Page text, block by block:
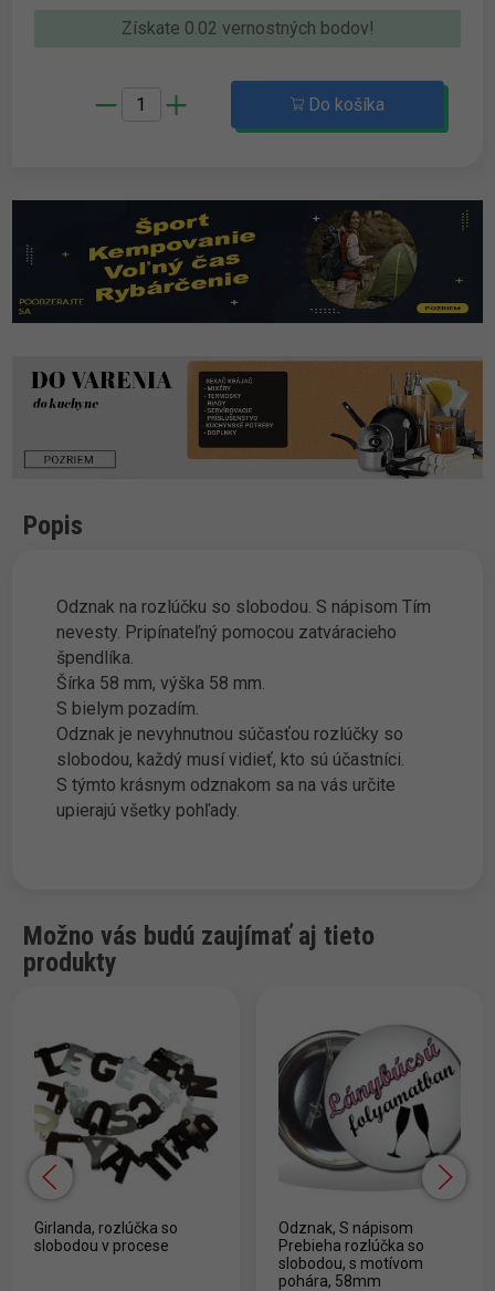
Získate 0.02 vernostných bodov!
Do košíka
Popis
Odznak na rozlúčku so slobodou. S nápisom Tím
nevesty. Pripínateľný pomocou zatváracieho
špendlíka.
Šírka 58 mm, výška 58 mm.
S bielym pozadím.
Odznak je nevyhnutnou súčasťou rozlúčky so
slobodou, každý musí vidieť, kto sú účastníci.
S týmto krásnym odznakom sa na vás určite
upierajú všetky pohľady.
Možno vás budú zaujímať aj tieto
produkty
Girlanda, rozlúčka so
slobodou v procese
Odznak, S nápisom
Prebieha rozlúčka so
slobodou, s motívom
pohára, 58mm